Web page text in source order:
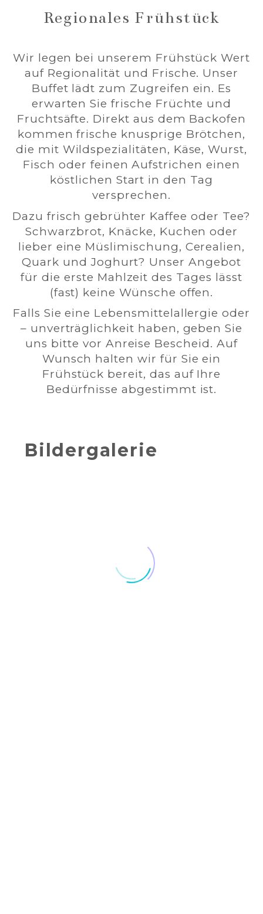
Regionales Frühstück
Wir legen bei unserem Frühstück Wert
auf Regionalität und Frische. Unser
Buffet lädt zum Zugreifen ein. Es
erwarten Sie frische Früchte und
Fruchtsäfte. Direkt aus dem Backofen
kommen frische knusprige Brötchen,
die mit Wildspezialitäten, Käse, Wurst,
Fisch oder feinen Aufstrichen einen
köstlichen Start in den Tag
versprechen.
Dazu frisch gebrühter Kaffee oder Tee?
Schwarzbrot, Knäcke, Kuchen oder
lieber eine Müslimischung, Cerealien,
Quark und Joghurt? Unser Angebot
für die erste Mahlzeit des Tages lässt
(fast) keine Wünsche offen.
Falls Sie eine Lebensmittelallergie oder
– unverträglichkeit haben, geben Sie
uns bitte vor Anreise Bescheid. Auf
Wunsch halten wir für Sie ein
Frühstück bereit, das auf Ihre
Bedürfnisse abgestimmt ist.
Bildergalerie